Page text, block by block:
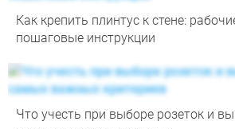
Как крепить плинтус к стене:
пошаговые инструкции
Что учесть при выборе розеток и